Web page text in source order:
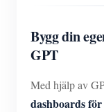
Bygg din
GPT
Med hjälp av
dashboards